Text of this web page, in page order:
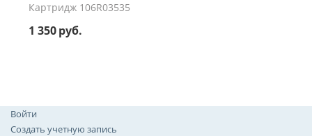
Картридж 106R03535
1 350руб.
Войти
Создать учетную запись